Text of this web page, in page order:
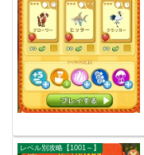
レベル別攻略【1001～】